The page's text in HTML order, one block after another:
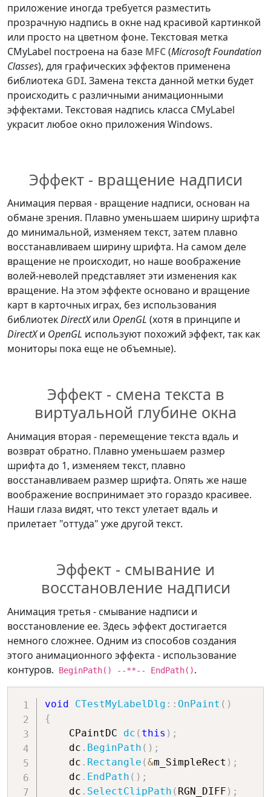
приложение иногда требуется разместить
прозрачную надпись в окне над красивой картинкой
или просто на цветном фоне. Текстовая метка
CMyLabel построена на базе MFC(Microsoft Foundation
Classes), для графических эффектов применена
библиотека GDI. Замена текста данной метки будет
происходить с различными анимационными
эффектами. Текстовая надпись класса CMyLabel
украсит любое окно приложения Windows.
Эффект - вращение надписи
Анимация первая - вращение надписи, основан на
обмане зрения. Плавно уменьшаем ширину шрифта
до минимальной, изменяем текст, затем плавно
восстанавливаем ширину шрифта. На самом деле
вращение не происходит, но наше воображение
волей-неволей представляет эти изменения как
вращение. На этом эффекте основано и вращение
карт в карточных играх, без использования
библиотекDirectXили OpenGL (хотя в принципе и
DirectXи OpenGL используют похожий эффект, так как
мониторы пока еще не объемные).
Эффект - смена текста в
виртуальной глубине окна
Анимация вторая - перемещение текста вдаль и
возврат обратно. Плавно уменьшаем размер
шрифта до 1, изменяем текст, плавно
восстанавливаем размер шрифта. Опять же наше
воображение воспринимает это гораздо красивее.
Наши глаза видят, что текст улетает вдаль и
прилетает "оттуда" уже другой текст.
Эффект - смывание и
восстановление надписи
Анимация третья - смывание надписи и
восстановление ее. Здесь эффект достигается
немного сложнее. Одним из способов создания
этого анимационного эффекта - использование
контуров.
BeginPath() --**-- EndPath().
void CTestMyLabelDlg :: OnPaint ( )
{
    CPaintDC
dc ( this ) ;
    dc
. BeginPath ( ) ;
    dc
. Rectangle (&m_SimpleRect ) ;
    dc
. EndPath ( ) ;
    dc
. SelectClipPath ( RGN_DIFF ) ;